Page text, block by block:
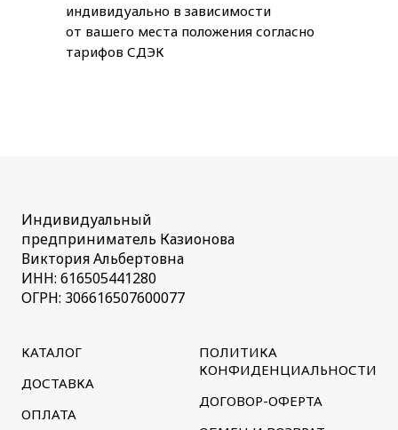
индивидуально в зависимости
от вашего места положения согласно
тарифов СДЭК
Индивидуальный
предприниматель Казионова
Виктория Альбертовна
ИНН: 616505441280
ОГРН: 306616507600077
КАТАЛОГ
ДОСТАВКА
ОПЛАТА
ПОЛИТИКА
КОНФИДЕНЦИАЛЬНОСТИ
ДОГОВОР-ОФЕРТА